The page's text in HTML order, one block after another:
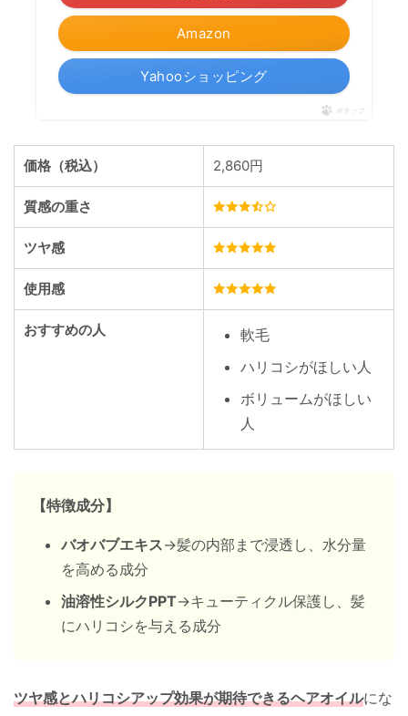
Amazon
Yahooショッピング
ポチップ
価格（税込） 2,860円
質感の重さ
ツヤ感
使用感
おすすめの人
軟毛
ハリコシがほしい人
ボリュームがほしい
人
【特徴成分】
バオバブエキス→髪の内部まで浸透し、水分量
を高める成分
油溶性シルクPPT→キューティクル保護し、髪
にハリコシを与える成分
ツヤ感とハリコシアップ効果が期待できるヘアオイルにな